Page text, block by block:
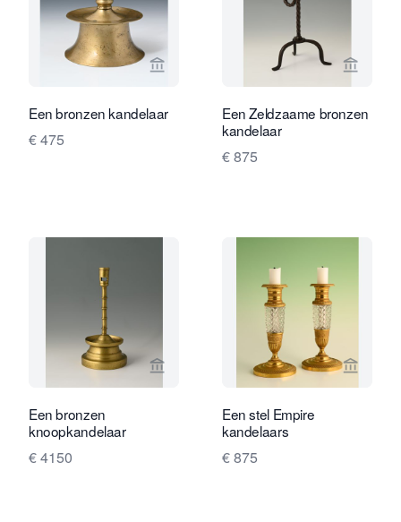
Bekijk verkoperspagina van Limburg
Een bronzen kandelaar
€ 475
Bekijk
Een Zeldzaame bronzen
kandelaar
€ 875
Bekijk verkoperspagina van Limburg
Een bronzen
knoopkandelaar
€ 4150
Bekijk
Een stel Empire
kandelaars
€ 875